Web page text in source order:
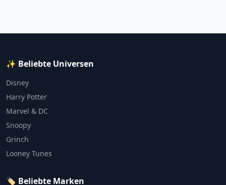
✨ Beliebte Universen
Disney
Harry Potter
Marvel & DC
Snoopy
Grinch
Looney Tunes
🏷️ Beliebte Marken